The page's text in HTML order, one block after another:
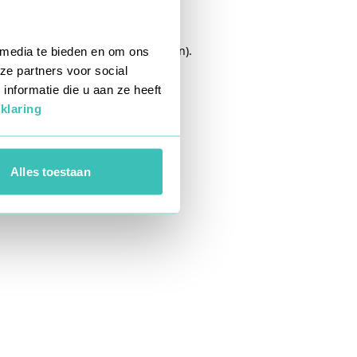
te bieden en om ons
partners voor social
die u aan ze heeft
Alles toestaan
consolefor more information).